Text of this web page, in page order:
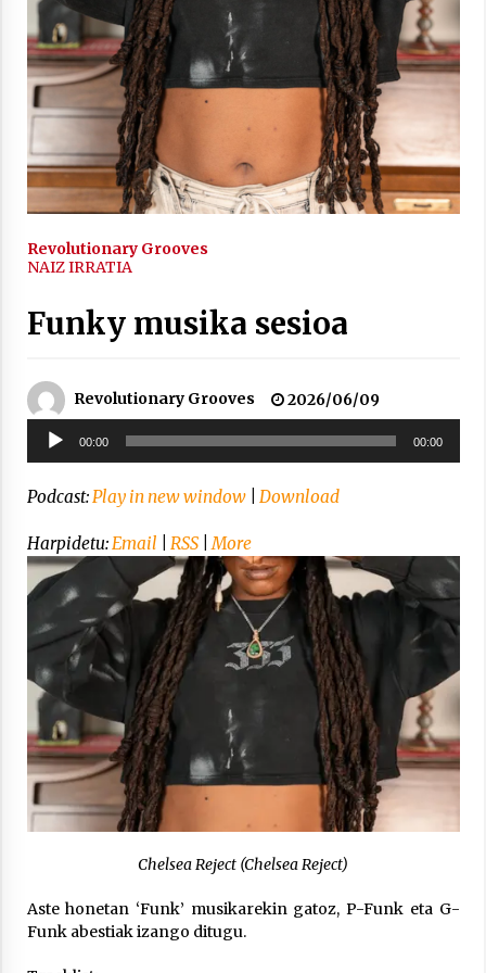
2021/11/25
Mahai-ingurua: irratia, podcastak
eta ondoren zer?
2021/11/12
esker guztioi!
2021/11/11
Arrosa sareko IX. topaketak!
Azaroak 6 Iurretan Arrosa sarearen
IX. topaketak
2021/10/04
Segura irratian Arrosaren 20 urteez
2021/07/22
Arrosari buruzko erreportaia
2021/07/16
Revolutionary Grooves
NAIZ IRRATIA
Funky musika sesioa
Revolutionary Grooves
2026/06/09
Soinu
erreproduzigailua
00:00 00:00
Podcast: Play in new window| Download
Harpidetu: Email RSS| More
Chelsea Reject (Chelsea Reject)
Aste honetan ‘Funk’ musikarekin gatoz, P-Funk eta G-
Funk abestiak izango ditugu.